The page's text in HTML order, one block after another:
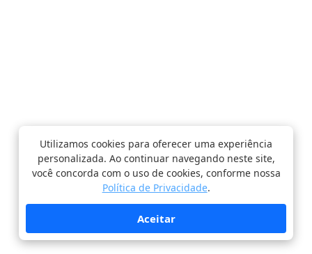
Utilizamos cookies para oferecer uma experiência
personalizada. Ao continuar navegando neste site,
você concorda com o uso de cookies, conforme nossa
Política de Privacidade.
Aceitar